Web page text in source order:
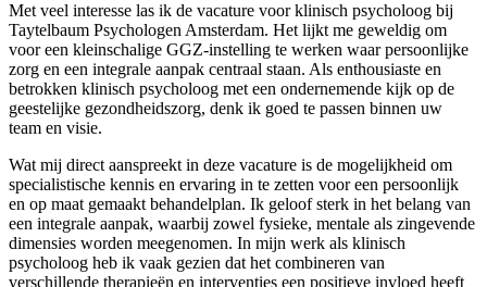
Met veel interesse las ik de vacature voor klinisch psycholoog bij
Taytelbaum Psychologen Amsterdam. Het lijkt me geweldig om
voor een kleinschalige GGZ-instelling te werken waar persoonlijke
zorg en een integrale aanpak centraal staan. Als enthousiaste en
betrokken klinisch psycholoog met een ondernemende kijk op de
geestelijke gezondheidszorg, denk ik goed te passen binnen uw
team en visie.
Wat mij direct aanspreekt in deze vacature is de mogelijkheid om
specialistische kennis en ervaring in te zetten voor een persoonlijk
en op maat gemaakt behandelplan. Ik geloof sterk in het belang van
een integrale aanpak, waarbij zowel fysieke, mentale als zingevende
dimensies worden meegenomen. In mijn werk als klinisch
psycholoog heb ik vaak gezien dat het combineren van
verschillende therapieën en interventies een positieve invloed heeft